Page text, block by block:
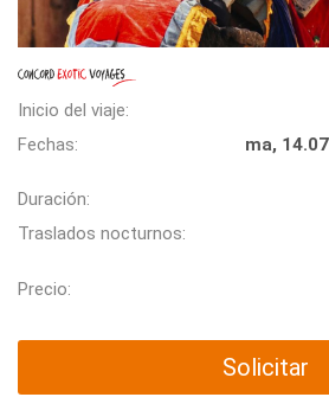
Inicio del viaje:
Fechas:
ma,
Duración:
Traslados nocturnos:
Precio:
Solicitar